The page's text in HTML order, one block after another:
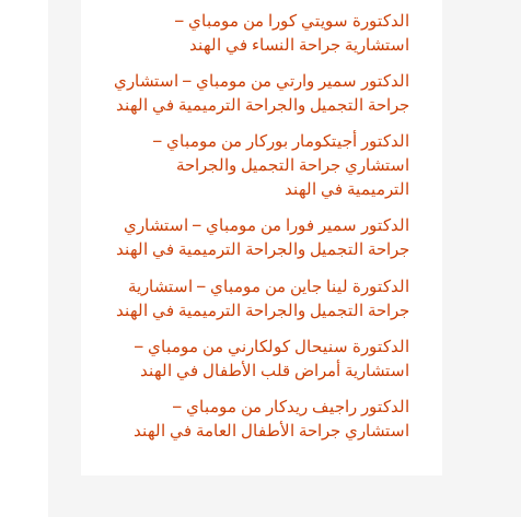
الدكتورة سويتي كورا من مومباي –
استشارية جراحة النساء في الهند
الدكتور سمير وارتي من مومباي – استشاري
جراحة التجميل والجراحة الترميمية في الهند
الدكتور أجيتكومار بوركار من مومباي –
استشاري جراحة التجميل والجراحة
الترميمية في الهند
الدكتور سمير فورا من مومباي – استشاري
جراحة التجميل والجراحة الترميمية في الهند
الدكتورة لينا جاين من مومباي – استشارية
جراحة التجميل والجراحة الترميمية في الهند
الدكتورة سنيحال كولكارني من مومباي –
استشارية أمراض قلب الأطفال في الهند
الدكتور راجيف ريدكار من مومباي –
استشاري جراحة الأطفال العامة في الهند